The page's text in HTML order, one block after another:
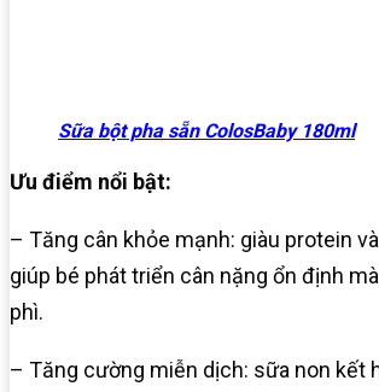
Sữa bột pha sẵn ColosBaby 180ml
Ưu điểm nổi bật:
– Tăng cân khỏe mạnh: giàu protein
giúp bé phát triển cân nặng ổn định
phì.
– Tăng cường miễn dịch: sữa non kết